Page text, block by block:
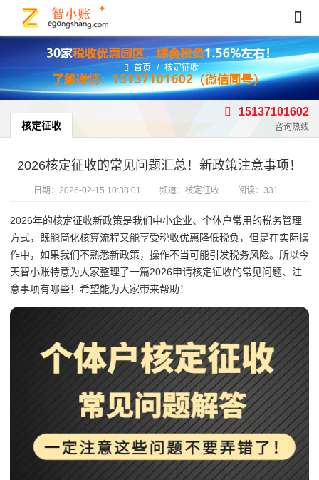
首页 / 核定征收
核定征收
15137101602
咨询热线
2026核定征收的常见问题汇总！新政策注意事项！
日期： 2026-02-15 10:38:01 频道： 核定征收 阅读：331
2026年的核定征收新政策是我们中小企业、个体户常用的税务管理
方式，既能简化核算流程又能享受税收优惠降低税负，但是在实际操
作中，如果我们不熟悉新政策，操作不当可能引发税务风险。所以今
天智小账特意为大家整理了一篇2026申请核定征收的常见问题、注
意事项有哪些！希望能为大家带来帮助！